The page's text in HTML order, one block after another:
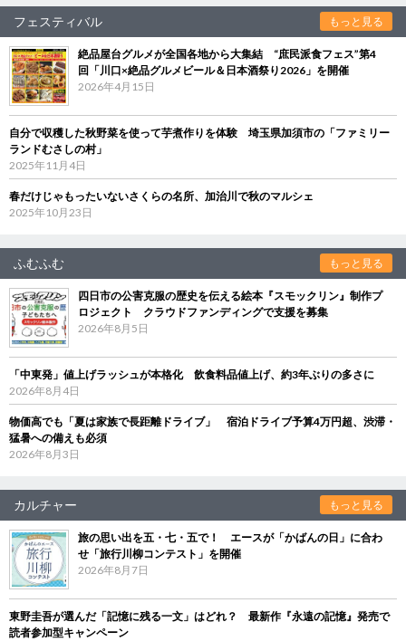
フェスティバル もっと見る
絶品屋台グルメが全国各地から大集結 “庶民派食フェス”第4
回「川口×絶品グルメビール＆日本酒祭り2026」を開催
2026年4月15日
自分で収穫した秋野菜を使って芋煮作りを体験 埼玉県加須市の「ファミリー
ランドむさしの村」
2025年11月4日
春だけじゃもったいないさくらの名所、加治川で秋のマルシェ
2025年10月23日
ふむふむ もっと見る
四日市の公害克服の歴史を伝える絵本『スモックリン』制作プ
ロジェクト クラウドファンディングで支援を募集
2026年8月5日
「中東発」値上げラッシュが本格化 飲食料品値上げ、約3年ぶりの多さに
2026年8月4日
物価高でも「夏は家族で長距離ドライブ」 宿泊ドライブ予算4万円超、渋滞・
猛暑への備えも必須
2026年8月3日
カルチャー もっと見る
旅の思い出を五・七・五で！ エースが「かばんの日」に合わ
せ「旅行川柳コンテスト」を開催
2026年8月7日
東野圭吾が選んだ「記憶に残る一文」はどれ？ 最新作『永遠の記憶』発売で
読者参加型キャンペーン